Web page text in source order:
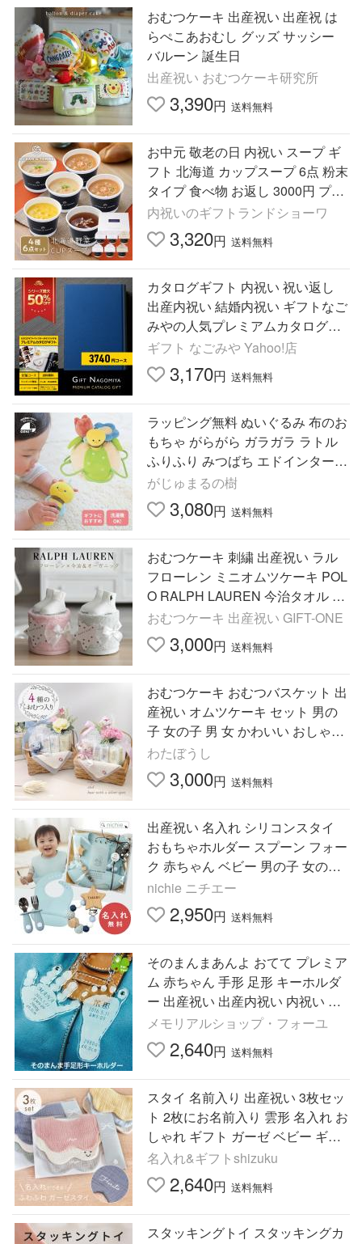
おむつケーキ 出産祝い 出産祝 は
らぺこあおむし グッズ サッシー
バルーン 誕生日
出産祝い おむつケーキ研究所
3,390円 送料無料
お中元 敬老の日 内祝い スープ ギ
フト 北海道 カップスープ 6点 粉末
タイプ 食べ物 お返し 3000円 プレ
ゼント
内祝いのギフトランドショーワ
3,320円 送料無料
カタログギフト 内祝い 祝い返し
出産内祝い 結婚内祝い ギフトなご
みやの人気プレミアムカタログギ
フト 3740円コース
ギフト なごみや Yahoo!店
3,170円 送料無料
ラッピング無料 ぬいぐるみ 布のお
もちゃ がらがら ガラガラ ラトル
ふりふり みつばち エドインター
布 おもちゃ 赤ちゃん ベビー 出産
祝い 誕生日 プレゼント
がじゅまるの樹
3,080円 送料無料
おむつケーキ 刺繍 出産祝い ラル
フローレン ミニオムツケーキ POL
O RALPH LAUREN 今治タオル 男
の子 女の子 男女 赤ちゃん 夏ギフ
ト プレゼント ギフト
おむつケーキ 出産祝い GIFT-ONE
3,000円 送料無料
おむつケーキ おむつバスケット 出
産祝い オムツケーキ セット 男の
子 女の子 男 女 かわいい おしゃれ
4種類のおむつが試せる ウッド プ
レゼント 出産祝
わたぼうし
3,000円 送料無料
出産祝い 名入れ シリコンスタイ
おもちゃホルダー スプーン フォー
ク 赤ちゃん ベビー 男の子 女の子
名前入り プレゼント ギフト ラッ
ピング
nichie ニチエー
2,950円 送料無料
そのまんまあんよ おてて プレミア
ム 赤ちゃん 手形 足形 キーホルダ
ー 出産祝い 出産内祝い 内祝い 出
産 おしゃれ お返し 1歳 ハーフバー
スデー 母の日 父の日
メモリアルショップ・フォーユ
2,640円 送料無料
スタイ 名前入り 出産祝い 3枚セッ
ト 2枚にお名前入り 雲形 名入れ お
しゃれ ギフト ガーゼ ベビー ギフ
ト ビブ スタイセット 綿100％ コ
ットン プレゼント
名入れ&ギフトshizuku
2,640円 送料無料
スタッキングトイ スタッキングカ